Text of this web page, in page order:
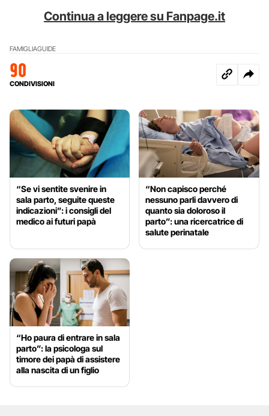
Continua a leggere su Fanpage.it
FAMIGLIAGUIDE
90
CONDIVISIONI
“Se vi sentite svenire in
sala parto, seguite queste
indicazioni”: i consigli del
medico ai futuri papà
“Non capisco perché
nessuno parli davvero di
quanto sia doloroso il
parto”: una ricercatrice di
salute perinatale
“Ho paura di entrare in sala
parto”: la psicologa sul
timore dei papà di assistere
alla nascita di un figlio